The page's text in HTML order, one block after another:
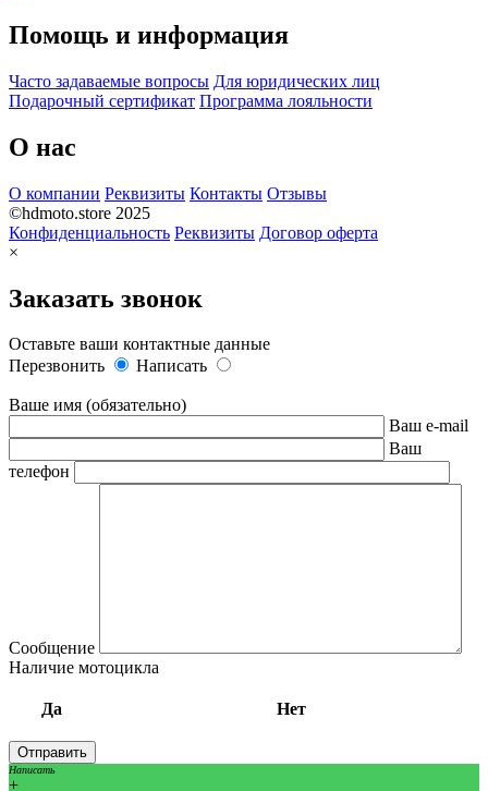
Помощь и информация
Часто задаваемые вопросы Для юридических лиц
Подарочный сертификат Программа лояльности
О нас
О компании Реквизиты Контакты Отзывы
©hdmoto.store 2025
Конфиденциальность Реквизиты Договор оферта
×
Заказать звонок
Оставьте ваши контактные данные
Перезвонить
Написать
Ваше имя (обязательно)
Ваш e-mail
Ваш
телефон
Сообщение
Наличие мотоцикла
Да Нет
Написать
+